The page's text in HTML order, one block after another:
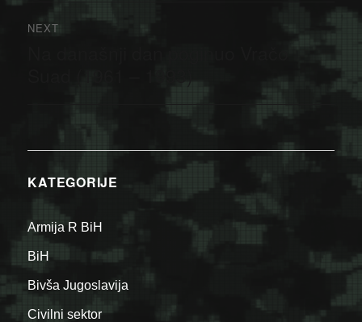
NEXT
KATEGORIJE
Armija R BiH
BiH
Bivša Jugoslavija
Civilni sektor